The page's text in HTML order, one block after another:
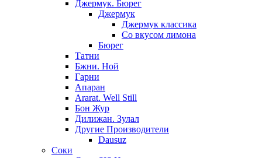
Джермук. Бюрег
Джермук
Джермук классика
Со вкусом лимона
Бюрег
Татни
Бжни. Ной
Гарни
Апаран
Ararat. Well Still
Бон Жур
Дилижан. Зулал
Другие Производители
Dausuz
Соки